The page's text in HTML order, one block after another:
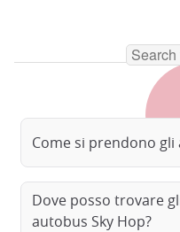
Come si prendono gli
Dove posso trovare
autobus Sky Hop?